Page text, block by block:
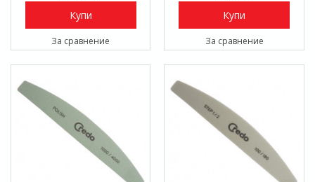
Купи
За сравнение
Купи
За сравнение